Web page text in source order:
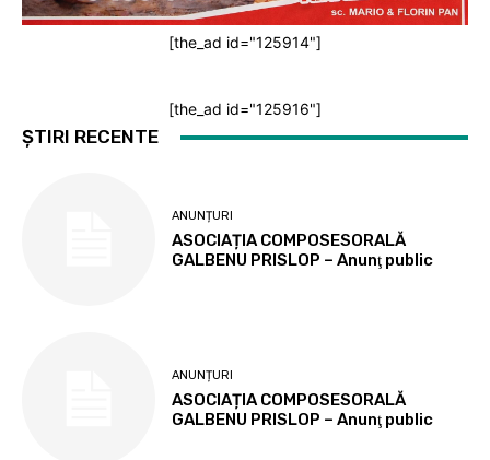
[the_ad id="125914"]
[the_ad id="125916"]
ȘTIRI RECENTE
ANUNȚURI
ASOCIAȚIA COMPOSESORALĂ
GALBENU PRISLOP – Anunţ public
ANUNȚURI
ASOCIAȚIA COMPOSESORALĂ
GALBENU PRISLOP – Anunţ public